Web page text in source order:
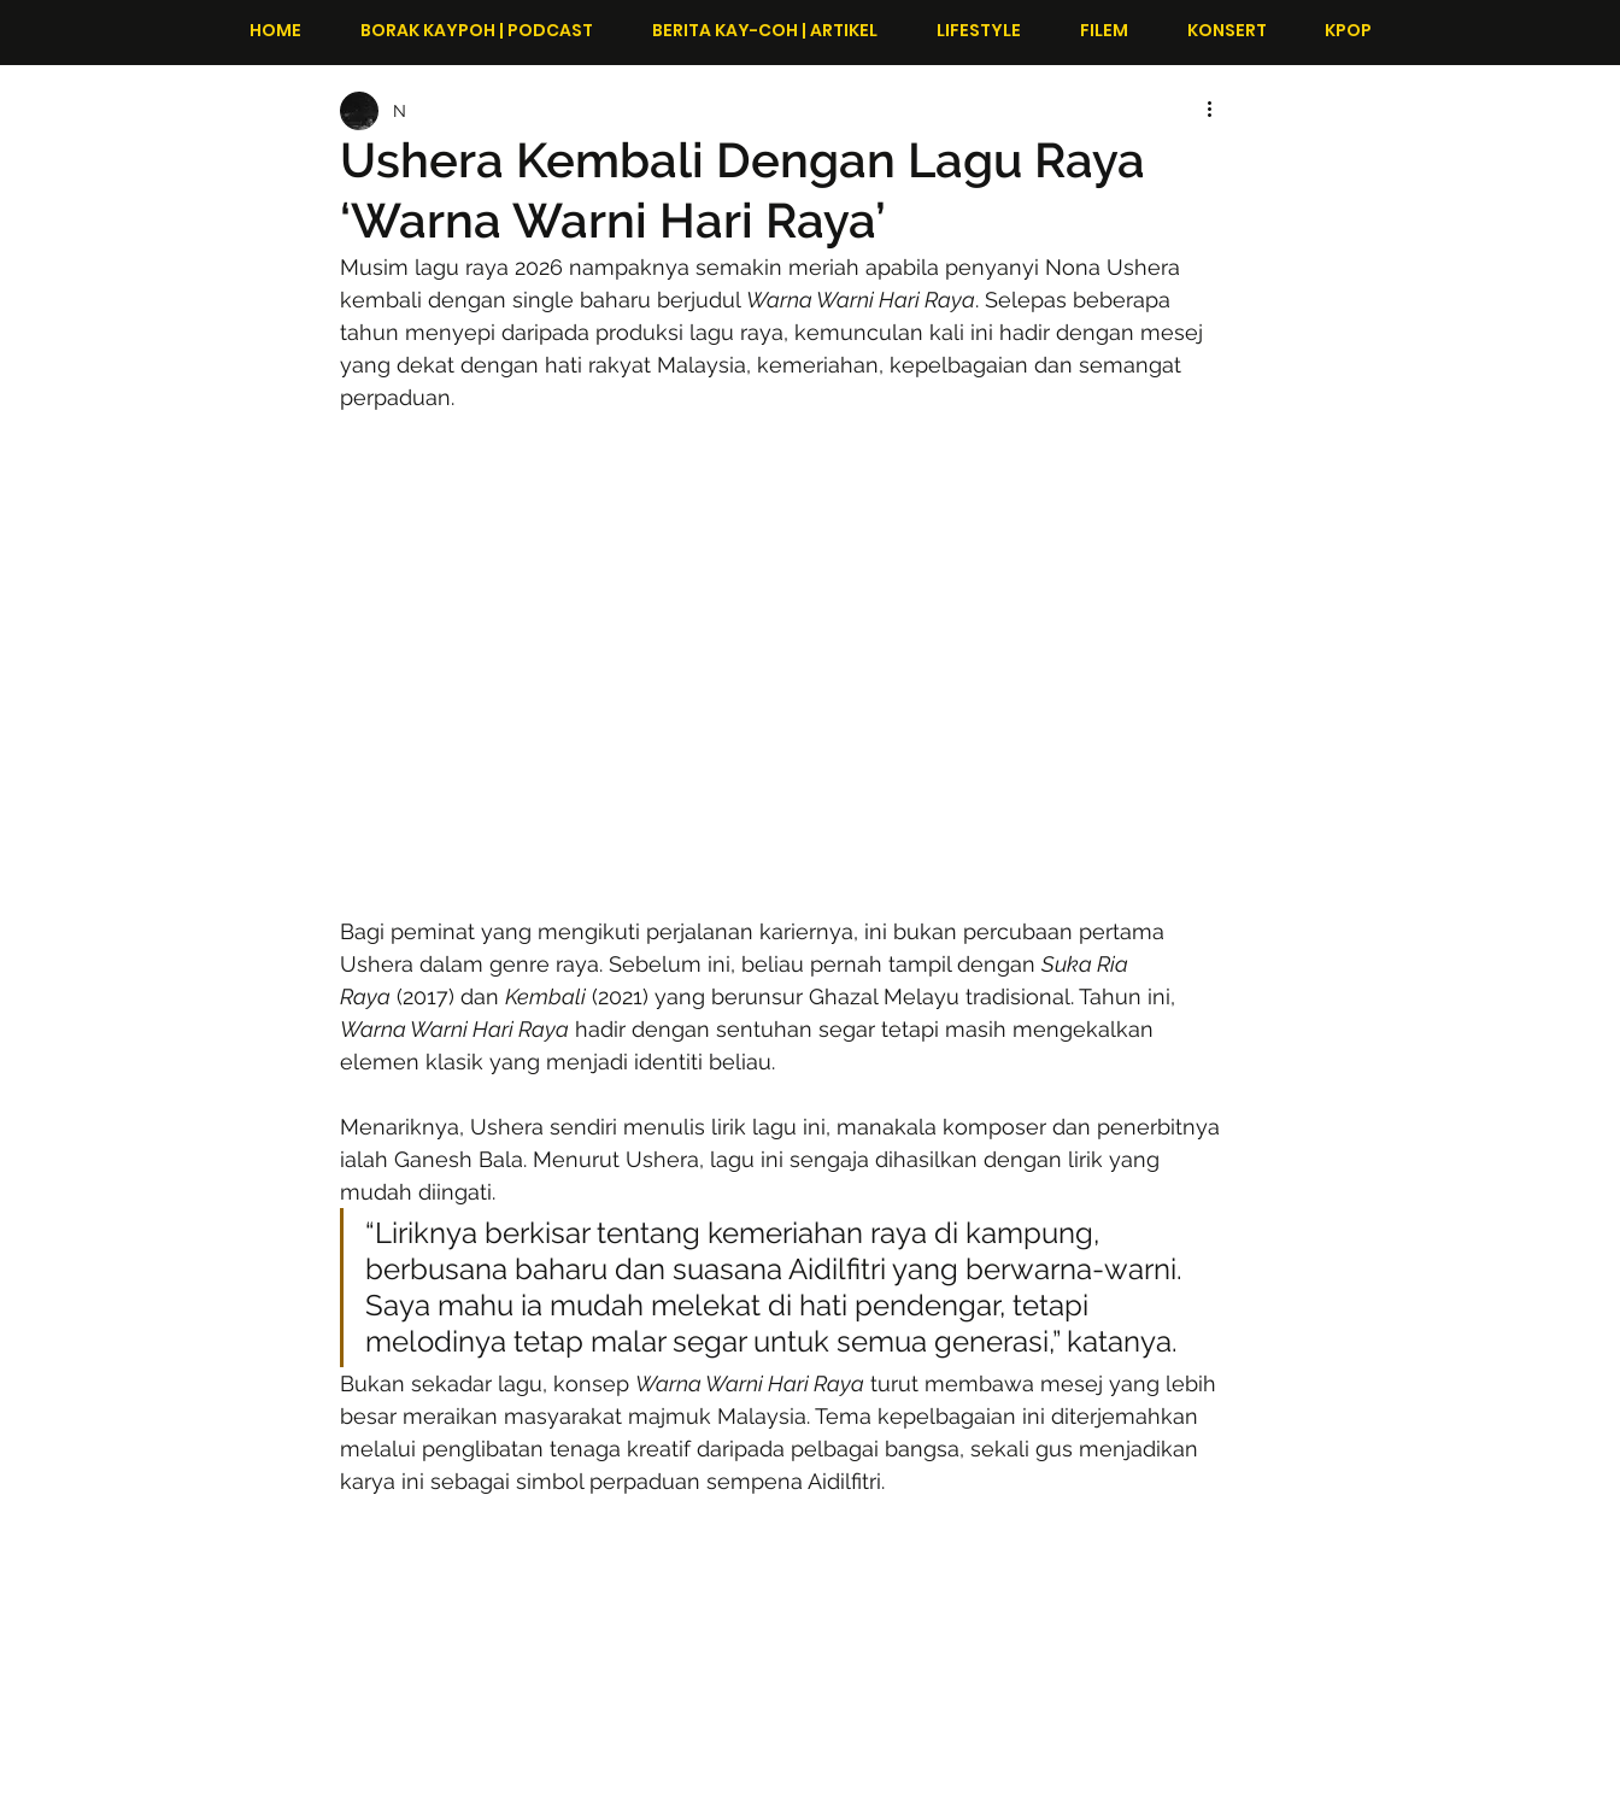
HOME BORAK KAYPOH | PODCAST BERITA KAY-COH | ARTIKEL LIFESTYLE FILEM KONSERT KPOP
Ushera Kembali Dengan Lagu Raya
‘Warna Warni Hari Raya’
N
Musim lagu raya 2026 nampaknya semakin meriah apabila penyanyi Nona Ushera
kembali dengan single baharu berjudul Warna Warni Hari Raya. Selepas beberapa
tahun menyepi daripada produksi lagu raya, kemunculan kali ini hadir dengan mesej
yang dekat dengan hati rakyat Malaysia, kemeriahan, kepelbagaian dan semangat
perpaduan.
Bagi peminat yang mengikuti perjalanan kariernya, ini bukan percubaan pertama
Ushera dalam genre raya. Sebelum ini, beliau pernah tampil dengan Suka Ria
Raya (2017) dan Kembali (2021) yang berunsur Ghazal Melayu tradisional. Tahun ini,
Warna Warni Hari Raya hadir dengan sentuhan segar tetapi masih mengekalkan
elemen klasik yang menjadi identiti beliau.
Menariknya, Ushera sendiri menulis lirik lagu ini, manakala komposer dan penerbitnya
ialah Ganesh Bala. Menurut Ushera, lagu ini sengaja dihasilkan dengan lirik yang
mudah diingati.
“Liriknya berkisar tentang kemeriahan raya di kampung,
berbusana baharu dan suasana Aidilfitri yang berwarna-warni.
Saya mahu ia mudah melekat di hati pendengar, tetapi
melodinya tetap malar segar untuk semua generasi,” katanya.
Bukan sekadar lagu, konsep Warna Warni Hari Raya turut membawa mesej yang lebih
besar meraikan masyarakat majmuk Malaysia. Tema kepelbagaian ini diterjemahkan
melalui penglibatan tenaga kreatif daripada pelbagai bangsa, sekali gus menjadikan
karya ini sebagai simbol perpaduan sempena Aidilfitri.